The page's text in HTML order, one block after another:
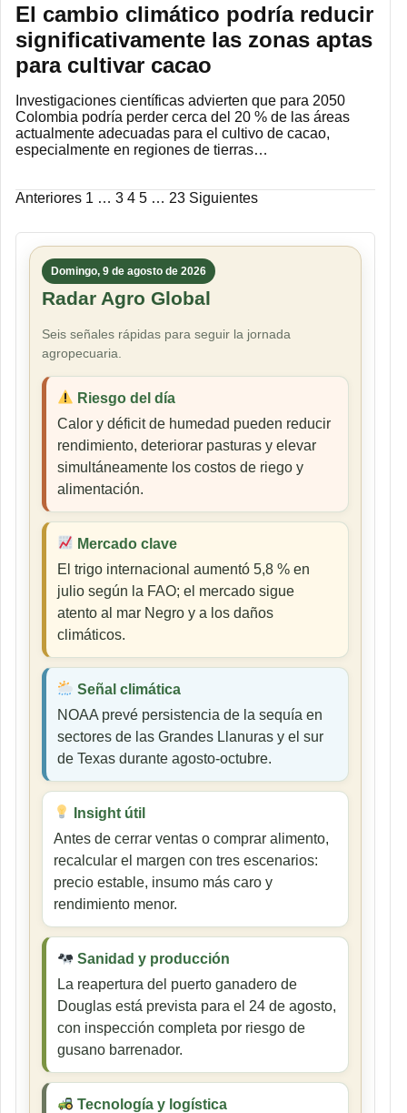
El cambio climático podría reducir
significativamente las zonas aptas
para cultivar cacao
Investigaciones científicas advierten que para 2050
Colombia podría perder cerca del 20 % de las áreas
actualmente adecuadas para el cultivo de cacao,
especialmente en regiones de tierras…
Paginación
de
entradas
Anteriores 1 … 3 4 5 … 23 Siguientes
Domingo, 9 de agosto de 2026
Radar Agro Global
Seis señales rápidas para seguir la jornada
agropecuaria.
Riesgo del día
Calor y déficit de humedad pueden reducir
rendimiento, deteriorar pasturas y elevar
simultáneamente los costos de riego y
alimentación.
Mercado clave
El trigo internacional aumentó 5,8 % en
julio según la FAO; el mercado sigue
atento al mar Negro y a los daños
climáticos.
Señal climática
NOAA prevé persistencia de la sequía en
sectores de las Grandes Llanuras y el sur
de Texas durante agosto-octubre.
Insight útil
Antes de cerrar ventas o comprar alimento,
recalcular el margen con tres escenarios:
precio estable, insumo más caro y
rendimiento menor.
Sanidad y producción
La reapertura del puerto ganadero de
Douglas está prevista para el 24 de agosto,
con inspección completa por riesgo de
gusano barrenador.
Tecnología y logística